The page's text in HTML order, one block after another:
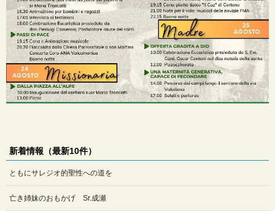
新着情報（最新10件）
ともにサレジオ的聖性への道を
亡き姉妹のおもかげ Sr.成瀬